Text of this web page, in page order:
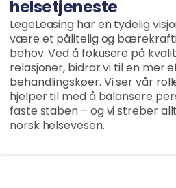
helsetjeneste
LegeLeasing har en tydelig
være et pålitelig og
behov. Ved å fokusere på
relasjoner, bidrar vi til en mer
behandlingskøer. Vi ser vår
hjelper til med å balansere
faste staben – og vi streber
norsk helsevesen.